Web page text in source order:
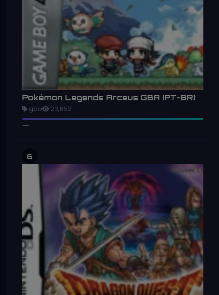
Pokémon Legends Arceus GBA [PT-BR]
gba 23,652
6